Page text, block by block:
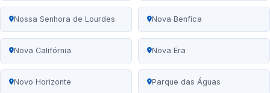
Nossa Senhora de Lourdes Nova Benfica
Nova Califórnia Nova Era
Novo Horizonte Parque das Águas